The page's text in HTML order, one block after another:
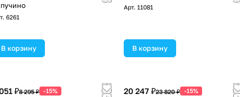
6261
В корзину
Арт. 11081
В корзину
₽8 295 ₽ -15% 20 247 ₽23 820 ₽ -15%